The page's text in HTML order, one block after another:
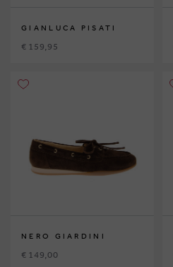
GIANLUCA PISATI
€ 159,95
NERO GIARDINI
€ 149,00